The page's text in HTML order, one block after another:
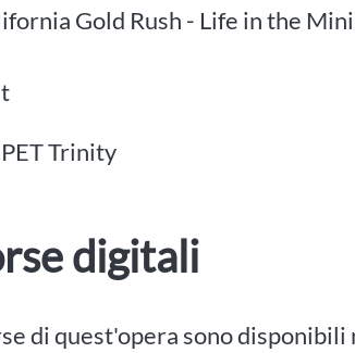
Gold Rush - Life in the
Trinity
digitali
di quest'opera sono